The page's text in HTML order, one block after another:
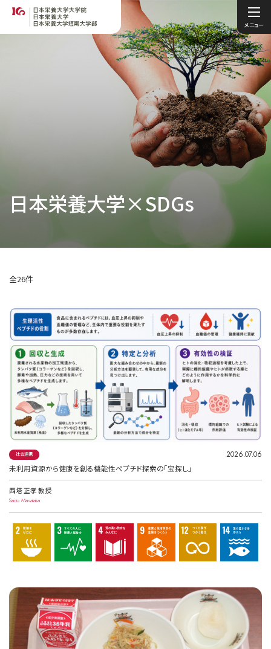
メニュー
日本栄養大学×SDGs
全26件
社会連携 2026.07.06
未利用資源から健康を創る機能性ペプチド探索の「宝探し」
西塔 正孝 教授
Saito Masataka